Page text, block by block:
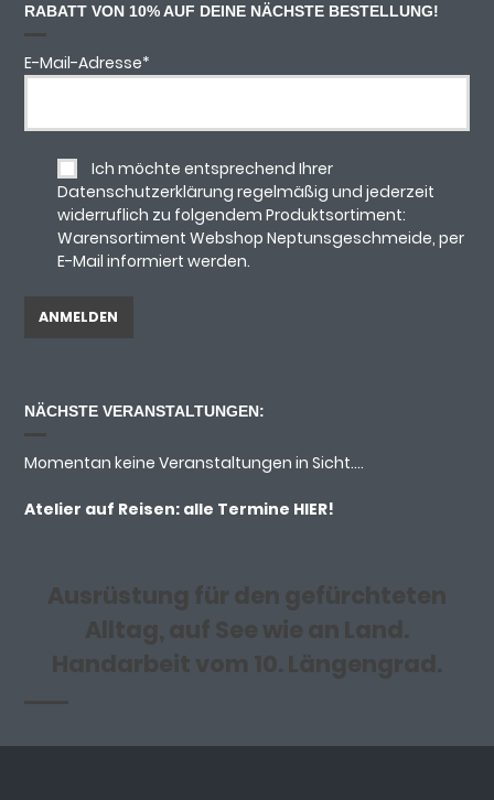
RABATT VON 10% AUF DEINE NÄCHSTE BESTELLUNG!
E-Mail-Adresse*
Ich möchte entsprechend Ihrer
Datenschutzerklärung regelmäßig und jederzeit
widerruflich zu folgendem Produktsortiment:
Warensortiment Webshop Neptunsgeschmeide, per
E-Mail informiert werden.
NÄCHSTE VERANSTALTUNGEN:
Momentan keine Veranstaltungen in Sicht....
Atelier auf Reisen: alle Termine HIER!
Ausrüstung für den gefürchteten
Alltag, auf See wie an Land.
Handarbeit vom 10. Längengrad.